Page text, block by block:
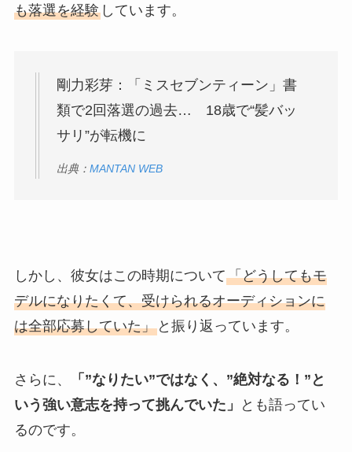
も落選を経験しています。
剛力彩芽：「ミスセブンティーン」書
類で2回落選の過去… 18歳で“髪バッ
サリ”が転機に
出典： MANTAN WEB
しかし、彼女はこの時期について「どうしてもモ
デルになりたくて、受けられるオーディションに
は全部応募していた」と振り返っています。
さらに、
「”なりたい”ではなく、”絶対なる！”と
いう強い意志を持って挑んでいた」
とも語ってい
るのです。